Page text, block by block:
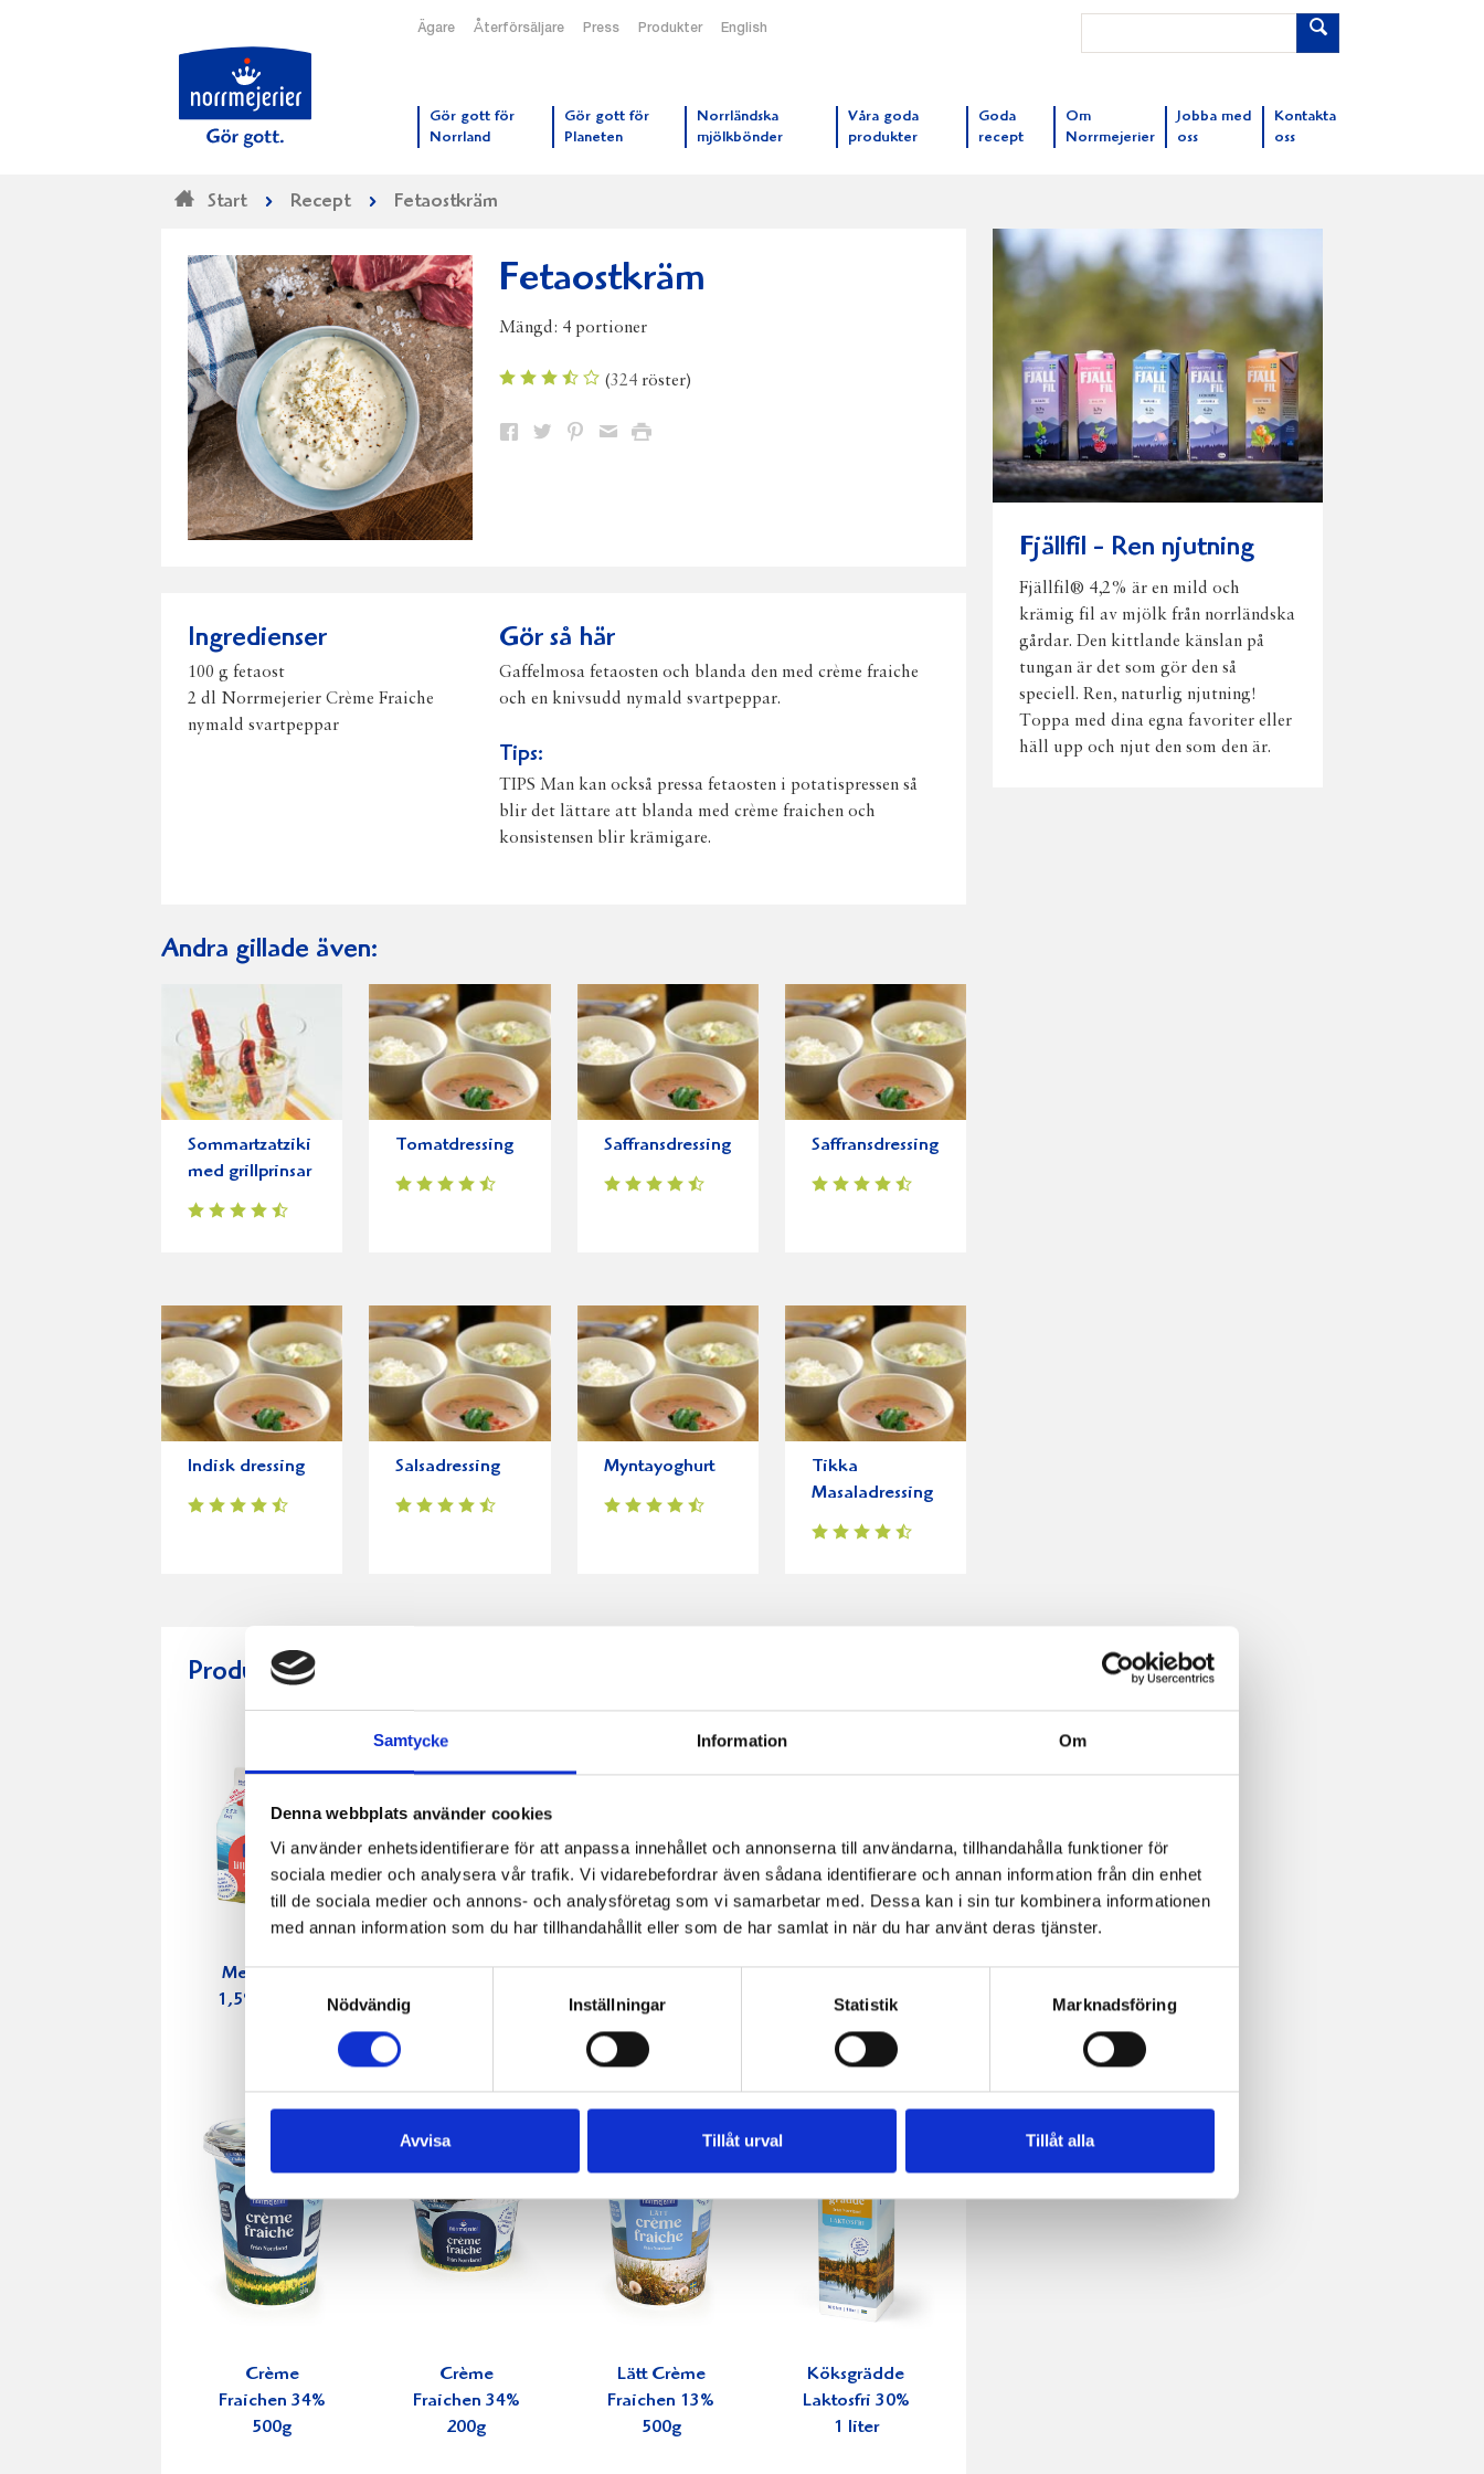
Samtycke Information Om
Denna webbplats använder cookies
Vi använder enhetsidentifierare för att anpassa innehållet och annonserna till användarna, tillhandahålla funktioner för
sociala medier och analysera vår trafik. Vi vidarebefordrar även sådana identifierare och annan information från din enhet
till de sociala medier och annons- och analysföretag som vi samarbetar med. Dessa kan i sin tur kombinera informationen
med annan information som du har tillhandahållit eller som de har samlat in när du har använt deras tjänster.
Samtyckesval
Nödvändig
Inställningar Statistik Marknadsföring
Avvisa Tillåt urval Tillåt alla
Ägare Återförsäljare Press Produkter English
Gör gott för
Norrland
Gör gott för
Planeten
Norrländska
mjölkbönder
Våra goda
produkter
Goda
recept
Om
Norrmejerier
Jobba med
oss
Kontakta
oss
Start Recept Fetaostkräm
Fetaostkräm
Mängd: 4 portioner
(324 röster)
Dela Dela Dela DelaSkriv
Ingredienser
100 g fetaost
2 dl Norrmejerier Crème Fraiche
nymald svartpeppar
Gör så här
Gaffelmosa fetaosten och blanda den med crème fraiche
och en knivsudd nymald svartpeppar.
Tips:
TIPS Man kan också pressa fetaosten i potatispressen så
blir det lättare att blanda med crème fraichen och
konsistensen blir krämigare.
Andra gillade även:
Sommartzatziki
med grillprinsar
Tomatdressing Saffransdressing Saffransdressing
Indisk dressing Salsadressing Myntayoghurt
Tikka
Masaladressing
Produkter i receptet:
Mellanmjölk
1,5% laktosfri
1000g
2,7% 1000g
Crème
Fraichen 34%
500g
Crème
Fraichen 34%
200g
Lätt Crème
Fraichen 13%
500g
Köksgrädde
Laktosfri 30%
1 liter
Fjällfil - Ren njutning
Fjällfil® 4,2% är en mild och
krämig fil av mjölk från norrländska
gårdar. Den kittlande känslan på
tungan är det som gör den så
speciell. Ren, naturlig njutning!
Toppa med dina egna favoriter eller
häll upp och njut den som den är.